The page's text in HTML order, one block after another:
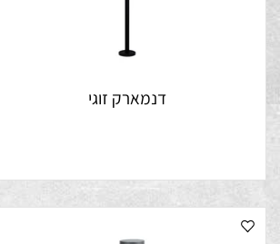
דנמארק זוגי